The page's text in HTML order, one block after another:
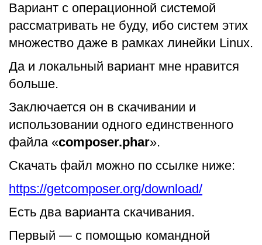
Вариант с операционной системой
рассматривать не буду, ибо систем этих
множество даже в рамках линейки Linux.
Да и локальный вариант мне нравится
больше.
Заключается он в скачивании и
использовании одного единственного
файла «composer.phar».
Скачать файл можно по ссылке ниже:
https://getcomposer.org/download/
Есть два варианта скачивания.
Первый — с помощью командной